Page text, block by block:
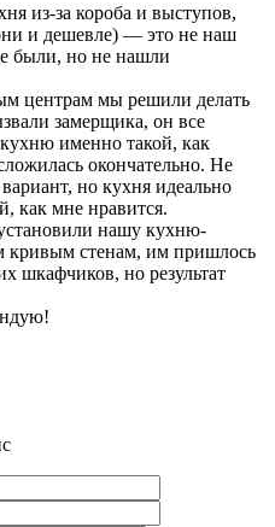
из-за короба и выступов,
и дешевле) — это не наш
были, но не нашли
центрам мы решили делать
замерщика, он все
именно такой, как
окончательно. Не
но кухня идеально
как мне нравится.
нашу кухню-
кривым стенам, им пришлось
шкафчиков, но результат